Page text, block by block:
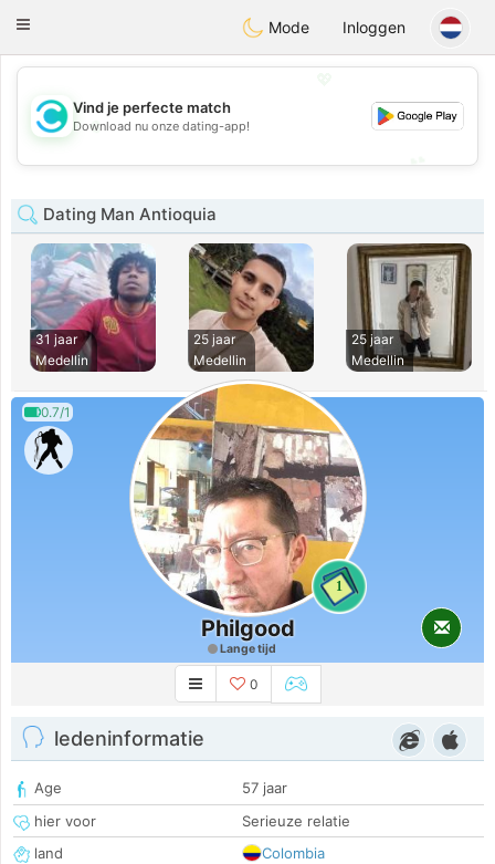
olombiaCitas
Toggle
Mode Inloggen
💖
💕
Vind je perfecte match
Download nu onze dating-app!
Dating Man Antioquia
31 jaar
Medellin
25 jaar
Medellin
25 jaar
Medellin
0.7/1
1
Philgood
Lange tijd
0
ledeninformatie
Age
57 jaar
hier voor
Serieuze relatie
land
Colombia